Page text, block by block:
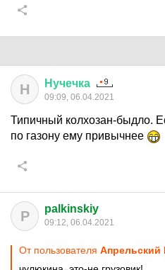
Н Нучечка
09:09, 06.04.2021
Типичный колхозан-быдло.
по газону ему привычнее
P palkinskiy
09:12, 06.04.2021
От пользователя Aпрельский